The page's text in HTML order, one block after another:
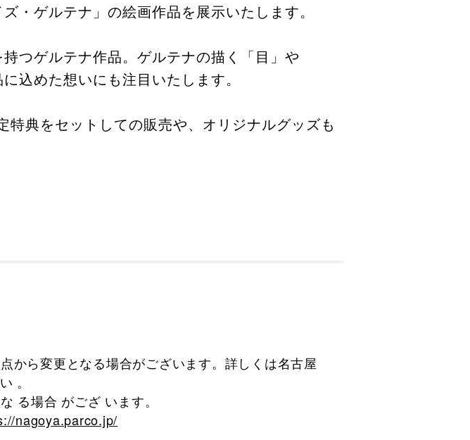
・ゲルテナ」の絵画作品を展示いたします。​
つゲルテナ作品。ゲルテナの描く「目」や
込めた想いにも注目いたします。​
典をセットしての販売や、オリジナルグッズも
から変更となる場合がございます。詳しくは名古屋
。
る場合 がござ います。
nagoya.parco.jp/